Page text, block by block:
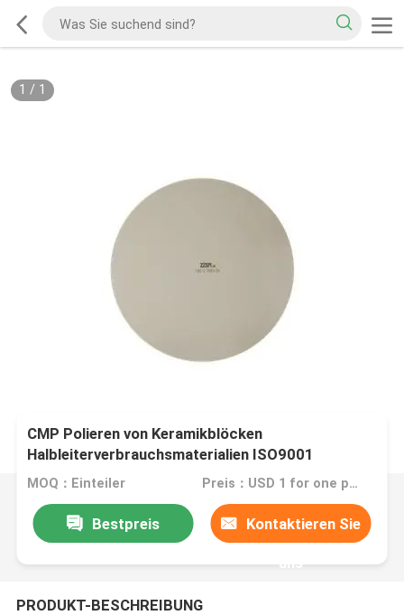
1 / 1
CMP Polieren von Keramikblöcken
Halbleiterverbrauchsmaterialien ISO9001
MOQ：Einteiler Preis：USD 1 for one piece
Bestpreis Kontaktieren Sie
uns
PRODUKT-BESCHREIBUNG